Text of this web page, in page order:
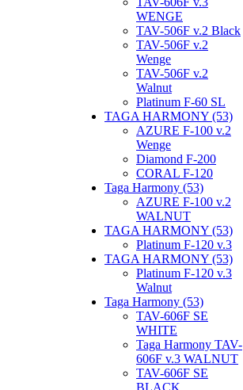
WENGE
TAV-506F v.2 Black
TAV-506F v.2
Wenge
TAV-506F v.2
Walnut
Platinum F-60 SL
TAGA HARMONY (53)
AZURE F-100 v.2
Wenge
Diamond F-200
CORAL F-120
Taga Harmony (53)
AZURE F-100 v.2
WALNUT
TAGA HARMONY (53)
Platinum F-120 v.3
TAGA HARMONY (53)
Platinum F-120 v.3
Walnut
Taga Harmony (53)
TAV-606F SE
WHITE
Taga Harmony TAV-
606F v.3 WALNUT
TAV-606F SE
BLACK